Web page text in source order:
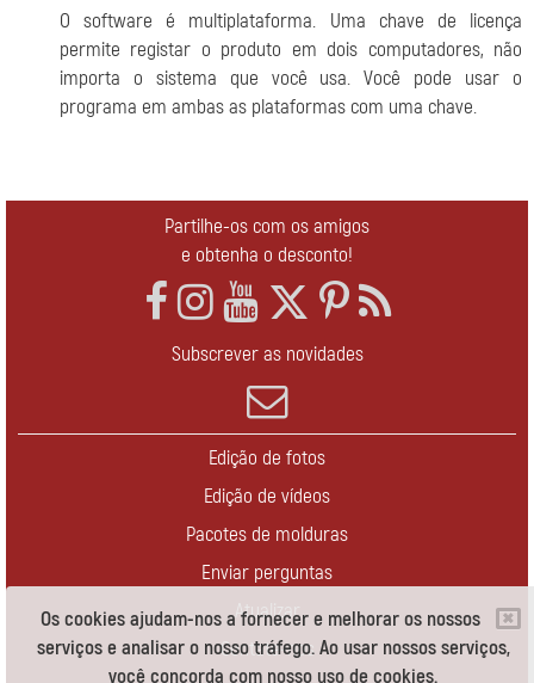
Os cookies ajudam-nos a fornecer e melhorar os nossos
serviços e analisar o nosso tráfego. Ao usar nossos serviços,
você concorda com nosso uso de cookies.
O software é multiplataforma. Uma chave de licença
permite registar o produto em dois computadores, não
importa o sistema que você usa. Você pode usar o
programa em ambas as plataformas com uma chave.
Partilhe-os com os amigos
e obtenha o desconto!
Subscrever as novidades
Edição de fotos
Edição de vídeos
Pacotes de molduras
Enviar perguntas
Atualizar
Contate-nos